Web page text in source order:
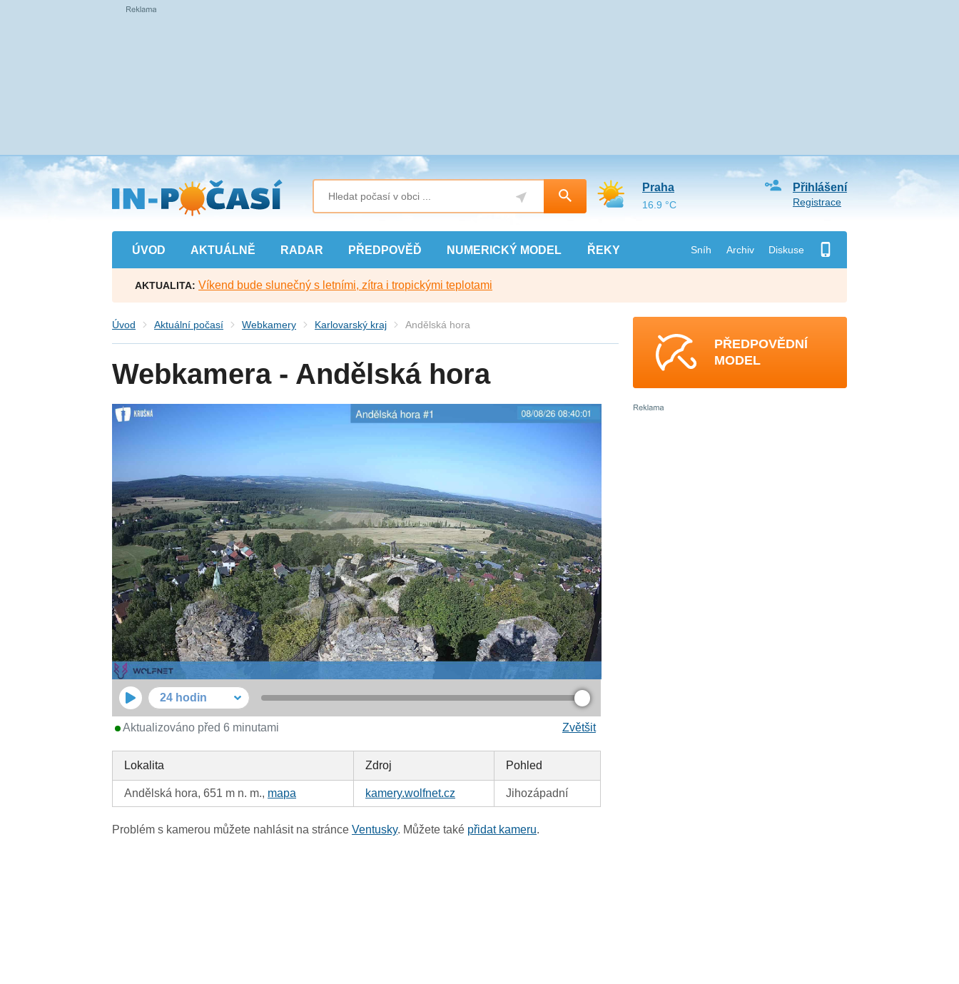
Přejít
na
hlavní
obsah
ÚVOD AKTUÁLNĚ RADAR PŘEDPOVĚĎ NUMERICKÝ MODEL ŘEKY Sníh Archiv Diskuse
Přihlášení
Registrace
Praha
16.9 °C
AKTUALITA: Víkend bude slunečný s letními, zítra i tropickými teplotami
Úvod Aktuální počasí Webkamery Karlovarský kraj Andělská hora
Webkamera - Andělská hora
24 hodin
Zvětšit
Aktualizováno před 6 minutami
Lokalita Zdroj Pohled
Andělská hora, 651 m n. m., mapa kamery.wolfnet.cz Jihozápadní
Problém s kamerou můžete nahlásit na stránceVentusky. Můžete také přidat kameru.
PŘEDPOVĚDNÍ
MODEL